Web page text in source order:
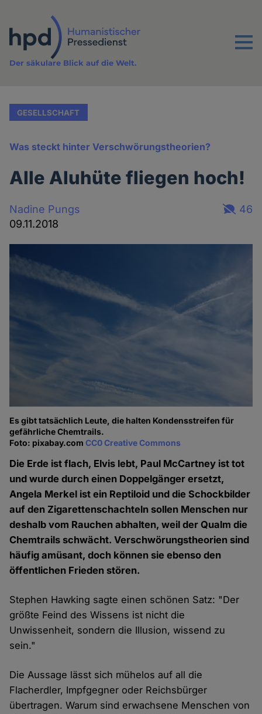
Inhalt
Menu
Der säkulare Blick auf die Welt.
GESELLSCHAFT
Was steckt hinter Verschwörungstheorien?
Alle Aluhüte fliegen hoch!
Nadine Pungs
09.11.2018
46
Es gibt tatsächlich Leute, die halten Kondensstreifen für
gefährliche Chemtrails.
Foto: pixabay.comCC0 Creative Commons
Die Erde ist flach, Elvis lebt, Paul McCartney ist tot
und wurde durch einen Doppelgänger ersetzt,
Angela Merkel ist ein Reptiloid und die Schockbilder
auf den Zigarettenschachteln sollen Menschen nur
deshalb vom Rauchen abhalten, weil der Qualm die
Chemtrails schwächt. Verschwörungstheorien sind
häufig amüsant, doch können sie ebenso den
öffentlichen Frieden stören.
Stephen Hawking sagte einen schönen Satz: "Der
größte Feind des Wissens ist nicht die
Unwissenheit, sondern die Illusion, wissend zu
sein."
Die Aussage lässt sich mühelos auf all die
Flacherdler, Impfgegner oder Reichsbürger
übertragen. Warum sind erwachsene Menschen von